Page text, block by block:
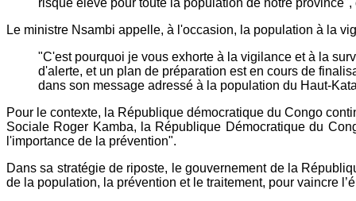
Le ministre Nsambi appelle, à l'occasion, la population à la
"C'est pourquoi je vous exhorte à la vigilance et à la
d'alerte, et un plan de préparation est en cours de
dans son message adressé à la population du Haut-
Pour le contexte, la République démocratique du Congo
Sociale Roger Kamba, la République Démocratique du
l'importance de la prévention".
Dans sa stratégie de riposte, le gouvernement de la
de la population, la prévention et le traitement, pour vaincre